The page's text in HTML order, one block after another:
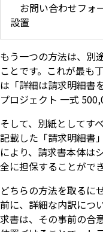
お問い合わせフォ
設置
もう一つの方法は、別
ことです。これが最も
は「詳細は請求明細書
プロジェクト 一式
そして、別紙としてす
記載した「請求明細書
により、請求書本体は
全に担保することができ
どちらの方法を取るに
前に、詳細な内訳につ
求書は、その事前の合